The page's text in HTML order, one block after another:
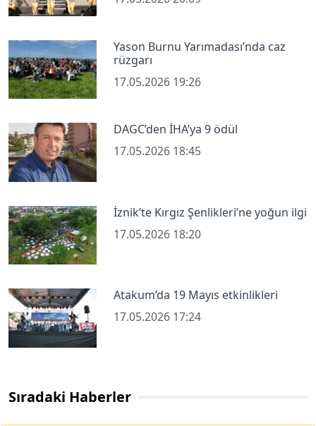
Yason Burnu Yarımadası’nda caz
rüzgarı
17.05.2026 19:26
DAGC’den İHA’ya 9 ödül
17.05.2026 18:45
İznik’te Kırgız Şenlikleri’ne yoğun ilgi
17.05.2026 18:20
Atakum’da 19 Mayıs etkinlikleri
17.05.2026 17:24
Sıradaki Haberler